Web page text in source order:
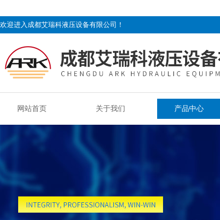
欢迎进入成都艾瑞科液压设备有限公司！
网站首页 关于我们 产品中心